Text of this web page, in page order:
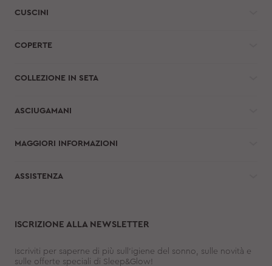
CUSCINI
COPERTE
COLLEZIONE IN SETA
ASCIUGAMANI
MAGGIORI INFORMAZIONI
ASSISTENZA
ISCRIZIONE ALLA NEWSLETTER
Iscriviti per saperne di più sull'igiene del sonno, sulle novità e
sulle offerte speciali di Sleep&Glow!